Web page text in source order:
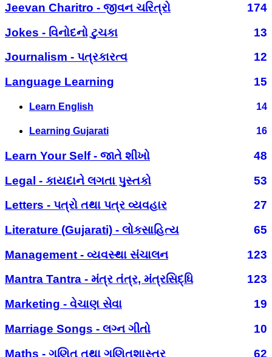
Jeevan Charitro - જીવન ચરિત્રો
174
Jokes - વિનોદનો ટુચકા
13
Journalism - પત્રકારત્વ
12
Language Learning
15
Learn English 14
Learning Gujarati 16
Learn Your Self - જાતે શીખો
48
Legal - કાયદાને લગતા પુસ્તકો
53
Letters - પત્રો તથા પત્ર વ્યવહાર
27
Literature (Gujarati) - લોકસાહિત્ય
65
Management - વ્યવસ્થા સંચાલન
123
Mantra Tantra - મંત્ર તંત્ર, મંત્રસિદ્ધિ
123
Marketing - વેચાણ સેવા
19
Marriage Songs - લગ્ન ગીતો
10
Maths - ગણિત તથા ગણિતશાસ્ત્ર
62